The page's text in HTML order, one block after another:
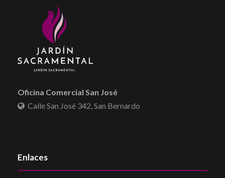
Oficina Comercial San José
Calle San José 342, San Bernardo
Enlaces